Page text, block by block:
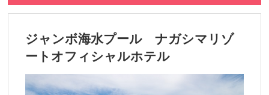
ジャンボ海水プール ナガシマリゾ
ートオフィシャルホテル